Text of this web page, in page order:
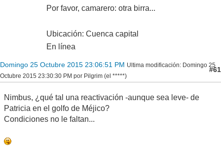
Por favor, camarero: otra birra...
Ubicación: Cuenca capital
En línea
Domingo 25 Octubre 2015 23:06:51 PM Ultima modificación: Domingo 25
Octubre 2015 23:30:30 PM por Pilgrim (el *****)
#61
Nimbus, ¿qué tal una reactivación -aunque sea leve- de
Patricia en el golfo de Méjico?
Condiciones no le faltan...